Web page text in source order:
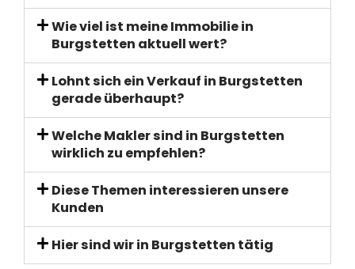
Wie viel ist meine Immobilie in
Burgstetten aktuell wert?
Lohnt sich ein Verkauf in Burgstetten
gerade überhaupt?
Welche Makler sind in Burgstetten
wirklich zu empfehlen?
Diese Themen interessieren unsere
Kunden
Hier sind wir in Burgstetten tätig